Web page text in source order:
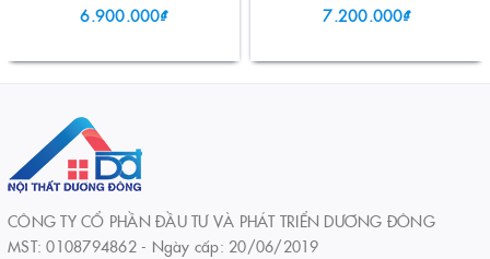
6.900.000₫
7.200.000₫
CÔNG TY CỔ PHẦN ĐẦU TƯ VÀ PHÁT TRIỂN DƯƠNG ĐÔNG
MST: 0108794862 - Ngày cấp: 20/06/2019